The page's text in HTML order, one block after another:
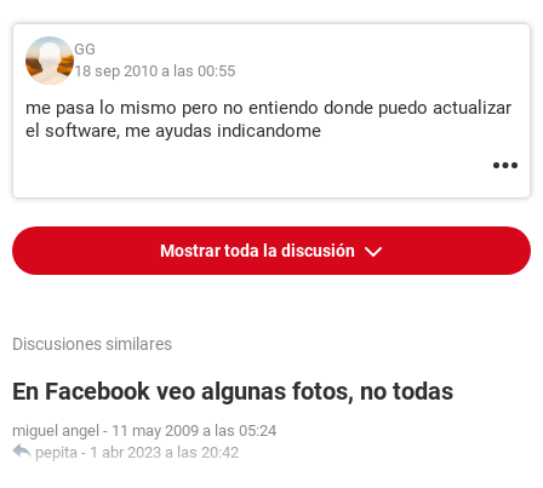
GG
18 sep 2010 a las 00:55
me pasa lo mismo pero no entiendo donde puedo actualizar
el software, me ayudas indicandome
Mostrar toda la discusión
Discusiones similares
En Facebook veo algunas fotos, no todas
miguel angel - 11 may 2009 a las 05:24
pepita - 1 abr 2023 a las 20:42